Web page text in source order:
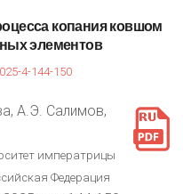
копанияковшом
элементов
4-144-150
А.Э. Салимов,
императрицы
Федерация